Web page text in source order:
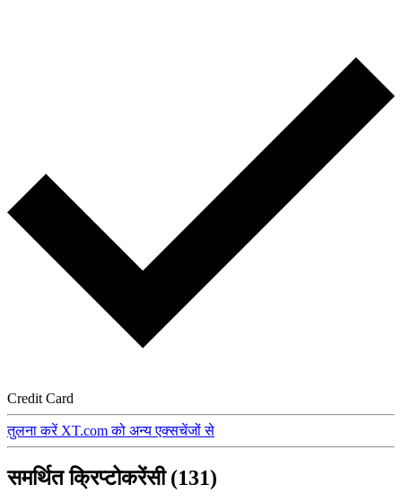
Credit Card
तुलना करें XT.com को अन्य एक्सचेंजों से
समर्थित क्रिप्टोकरेंसी (131)